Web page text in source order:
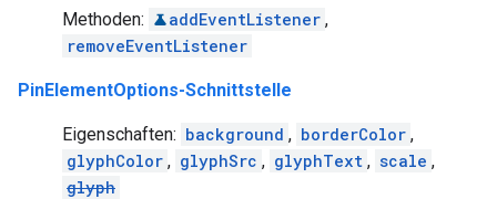
Methoden: addEventListener ,
removeEventListener
PinElementOptions-Schnittstelle
Eigenschaften: background , borderColor ,
glyphColor , glyphSrc , glyphText , scale ,
glyph